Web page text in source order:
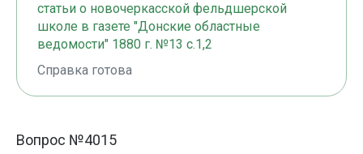
статьи о новочеркасской фельдшерской
школе в газете "Донские областные
ведомости" 1880 г. №13 с.1,2
Справка готова
Вопрос №4015